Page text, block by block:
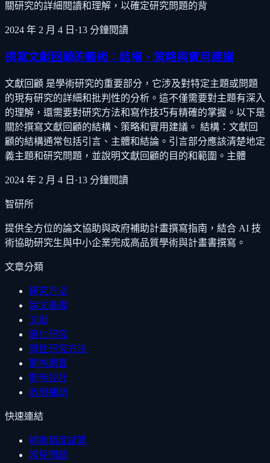
關研究的詳細閱讀和理解，以確定研究問題的背
2024 年 2 月 4 日 ·13 分鐘閱讀
撰寫文獻回顧的藝術：結構、策略與實用建議
文獻回顧 是學術研究的重要部分，它涉及對特定主題或問題
的現有研究的詳細和批判性的分析。這不僅需要對主題有深入
的理解，還需要對研究方法和寫作技巧有精確的掌握。以下是
關於撰寫文獻回顧的結構、策略和實用建議。 結構：文獻回
顧的結構通常包括引言、主體和結論。引言部分應該清楚地定
義主題和研究問題，並說明文獻回顧的目的和範圍。主體
2024 年 2 月 4 日 ·13 分鐘閱讀
智研所
提供全方位的論文協助與政府補助計畫撰寫指南，結合 AI 技
術協助研究生與中小企業完成高品質學術與計畫書撰寫。
文章分類
研究方法
論文基礎
文獻
量化研究
質性研究方法
問卷調查
問卷設計
政府補助
快速連結
補助額度試算
常見問題